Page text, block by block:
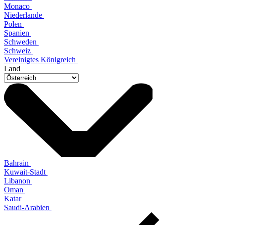
Monaco
Niederlande
Polen
Spanien
Schweden
Schweiz
Vereinigtes Königreich
Land
Bahrain
Kuwait-Stadt
Libanon
Oman
Katar
Saudi-Arabien